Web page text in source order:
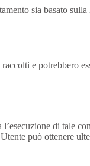
sia basato
e potrebbero
di tale
può ottenere